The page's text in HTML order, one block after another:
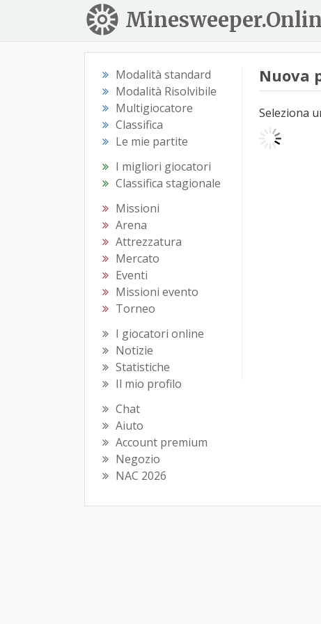
Modalità standard
Modalità Risolvibile
Multigiocatore
Classifica
Le mie partite
I migliori giocatori
Classifica stagionale
Missioni
Arena
Attrezzatura
Mercato
Eventi
Missioni evento
Torneo
I giocatori online
Notizie
Statistiche
Il mio profilo
Chat
Aiuto
Account premium
Negozio
NAC 2026
Nuova
Seleziona